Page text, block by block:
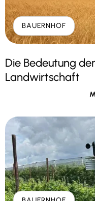
BAUERNHOF
Die Bedeutung
Landwirtschaft